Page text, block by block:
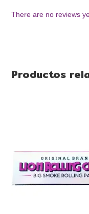
There are no reviews
Productos